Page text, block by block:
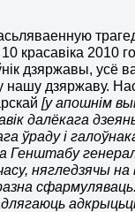
красавіка 2010
дзяржавы, усё
нашу дзяржаву.
[у апошнім
далёкага
ўраду і
Генштабу
нягледзячы на